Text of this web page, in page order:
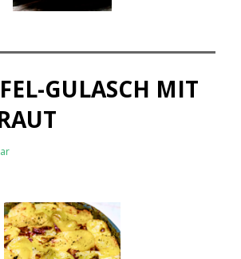
GULASCH MIT